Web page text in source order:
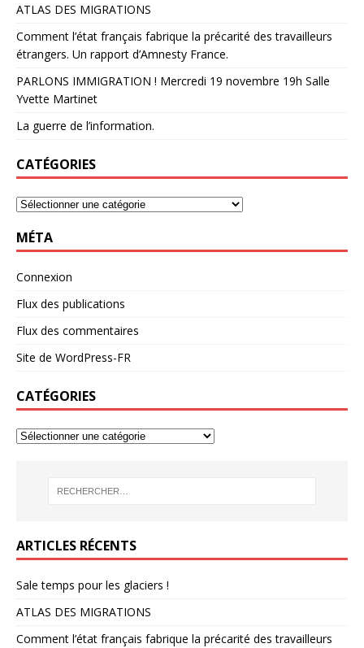
ATLAS DES MIGRATIONS
Comment l’état français fabrique la précarité des travailleurs
étrangers. Un rapport d’Amnesty France.
PARLONS IMMIGRATION ! Mercredi 19 novembre 19h Salle
Yvette Martinet
La guerre de l’information.
CATÉGORIES
MÉTA
Connexion
Flux des publications
Flux des commentaires
Site de WordPress-FR
CATÉGORIES
ARTICLES RÉCENTS
Sale temps pour les glaciers !
ATLAS DES MIGRATIONS
Comment l’état français fabrique la précarité des travailleurs